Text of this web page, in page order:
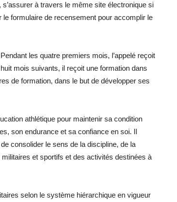
à travers le même site électronique si
formulaire de recensement pour accomplir le
les quatre premiers mois, l’appelé reçoit
mois suivants, il reçoit une formation dans
de formation, dans le but de développer ses
athlétique pour maintenir sa condition
son endurance et sa confiance en soi. Il
consolider le sens de la discipline, de la
et sportifs et des activités destinées à
selon le système hiérarchique en vigueur